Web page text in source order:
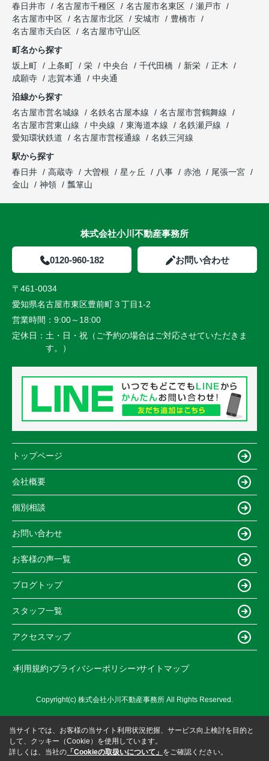
春日井市
名古屋市千種区 名古屋市名東区
瀬戸市
名古屋市中区
名古屋市北区 安城市
豊橋市
名古屋市天白区
名古屋市守山区
町名から探す
坂上町
上条町 栄 中央台 千代田橋 新栄
正木
成願寺
志賀本通
中央通
沿線から探す
名古屋市営名城線
名鉄名古屋本線
名古屋市営鶴舞線
名古屋市営東山線
中央線 東海道本線
名鉄瀬戸線
愛知環状鉄道
名古屋市営桜通線
名鉄三河線
駅から探す
春日井
高蔵寺 大曽根 星ヶ丘 八事 赤池
尾張一宮
金山
神領 瓢箪山
株式会社小川不動産事務所
0120-960-182 お問い合わせ
〒461-0034
愛知県名古屋市東区豊前町３丁目1-2
営業時間： 9:00～18:00
定休日： 土・日・祝（ご予約の場合はご対応させていただきま
す。）
トップページ
会社概要
個別相談
お問い合わせ
お客様の声一覧
ブログトップ
スタッフ一覧
アクセスマップ
利用規約 プライバシーポリシー サイトマップ
Copyright(c) 株式会社小川不動産事務所 All Rights Reserved.
当サイトでは、お客様の当サイト利用状況把握、サービス向上検討を目的と
して、クッキー（Cookie）を使用しています。
詳しくは、当社の 「Cookieの取扱いについて」 をご確認ください。